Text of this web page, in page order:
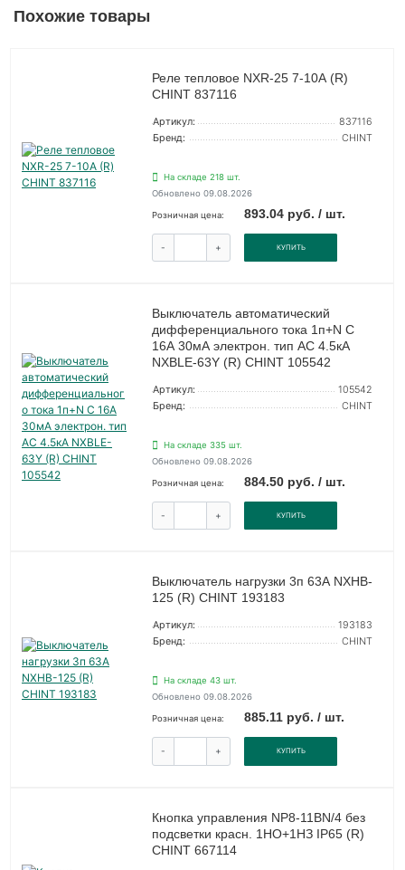
Похожие товары
Реле тепловое NXR-25 7-10А (R)
CHINT 837116
Артикул:
837116
Бренд:
CHINT
На складе 218 шт.
Обновлено 09.08.2026
Розничная цена: 893.04 руб. / шт.
- + КУПИТЬ
Выключатель автоматический
дифференциального тока 1п+N C
16А 30мА электрон. тип AC 4.5кА
NXBLE-63Y (R) CHINT 105542
Артикул:
105542
Бренд:
CHINT
На складе 335 шт.
Обновлено 09.08.2026
Розничная цена: 884.50 руб. / шт.
- + КУПИТЬ
Выключатель нагрузки 3п 63А NXHB-
125 (R) CHINT 193183
Артикул:
193183
Бренд:
CHINT
На складе 43 шт.
Обновлено 09.08.2026
Розничная цена: 885.11 руб. / шт.
- + КУПИТЬ
Кнопка управления NP8-11BN/4 без
подсветки красн. 1НО+1НЗ IP65 (R)
CHINT 667114